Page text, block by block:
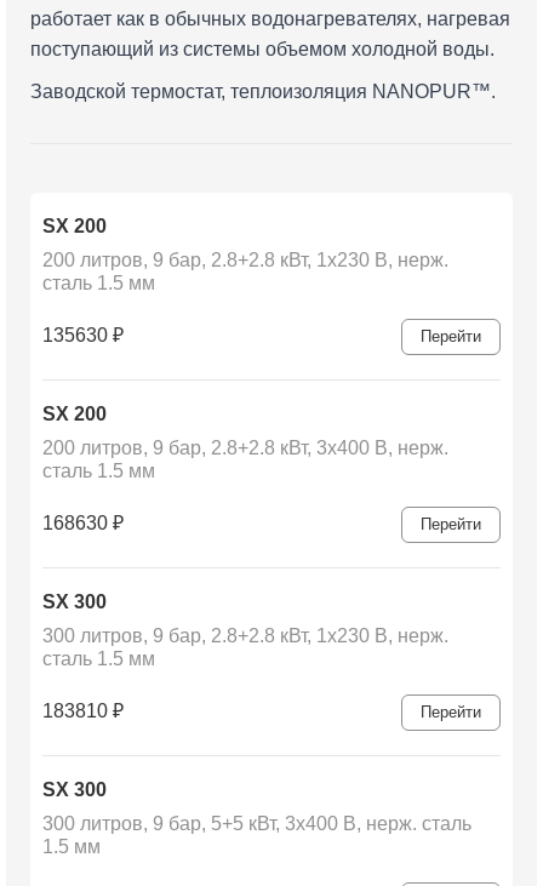
работает как в обычных водонагревателях, нагревая
поступающий из системы объемом холодной воды.
Заводской термостат, теплоизоляция NANOPUR™.
SX 200
200 литров, 9 бар, 2.8+2.8 кВт, 1x230 В, нерж.
сталь 1.5 мм
135630 ₽ Перейти
SX 200
200 литров, 9 бар, 2.8+2.8 кВт, 3x400 В, нерж.
сталь 1.5 мм
168630 ₽ Перейти
SX 300
300 литров, 9 бар, 2.8+2.8 кВт, 1x230 В, нерж.
сталь 1.5 мм
183810 ₽ Перейти
SX 300
300 литров, 9 бар, 5+5 кВт, 3x400 В, нерж. сталь
1.5 мм